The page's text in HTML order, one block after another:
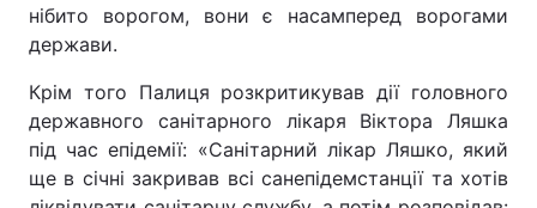
нібито ворогом, вони є насамперед ворогами
держави.
Крім того Палиця розкритикував дії головного
державного санітарного лікаря Віктора Ляшка
під час епідемії: «Санітарний лікар Ляшко, який
ще в січні закривав всі санепідемстанції та хотів